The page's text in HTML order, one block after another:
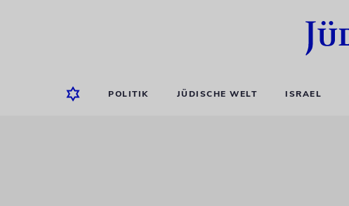
POLITIK JÜDISCHE WELT ISRAEL